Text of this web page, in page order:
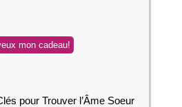
pour Trouver l’Âme Soeur